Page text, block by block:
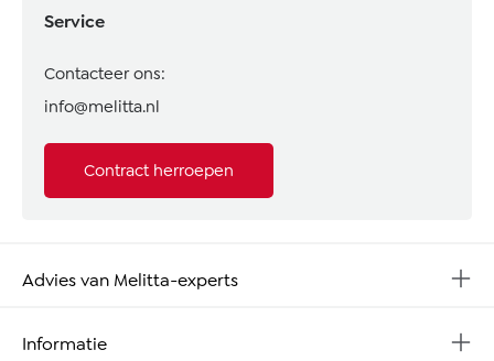
Service
Contacteer ons:
info@melitta.nl
Contract herroepen
Advies van Melitta-experts
Informatie